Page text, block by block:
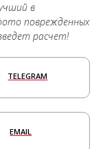
в
поврежденных
расчет!
TELEGRAM
EMAIL